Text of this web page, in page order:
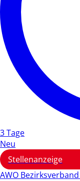
3 Tage
Neu
Stellenanzeige
AWO